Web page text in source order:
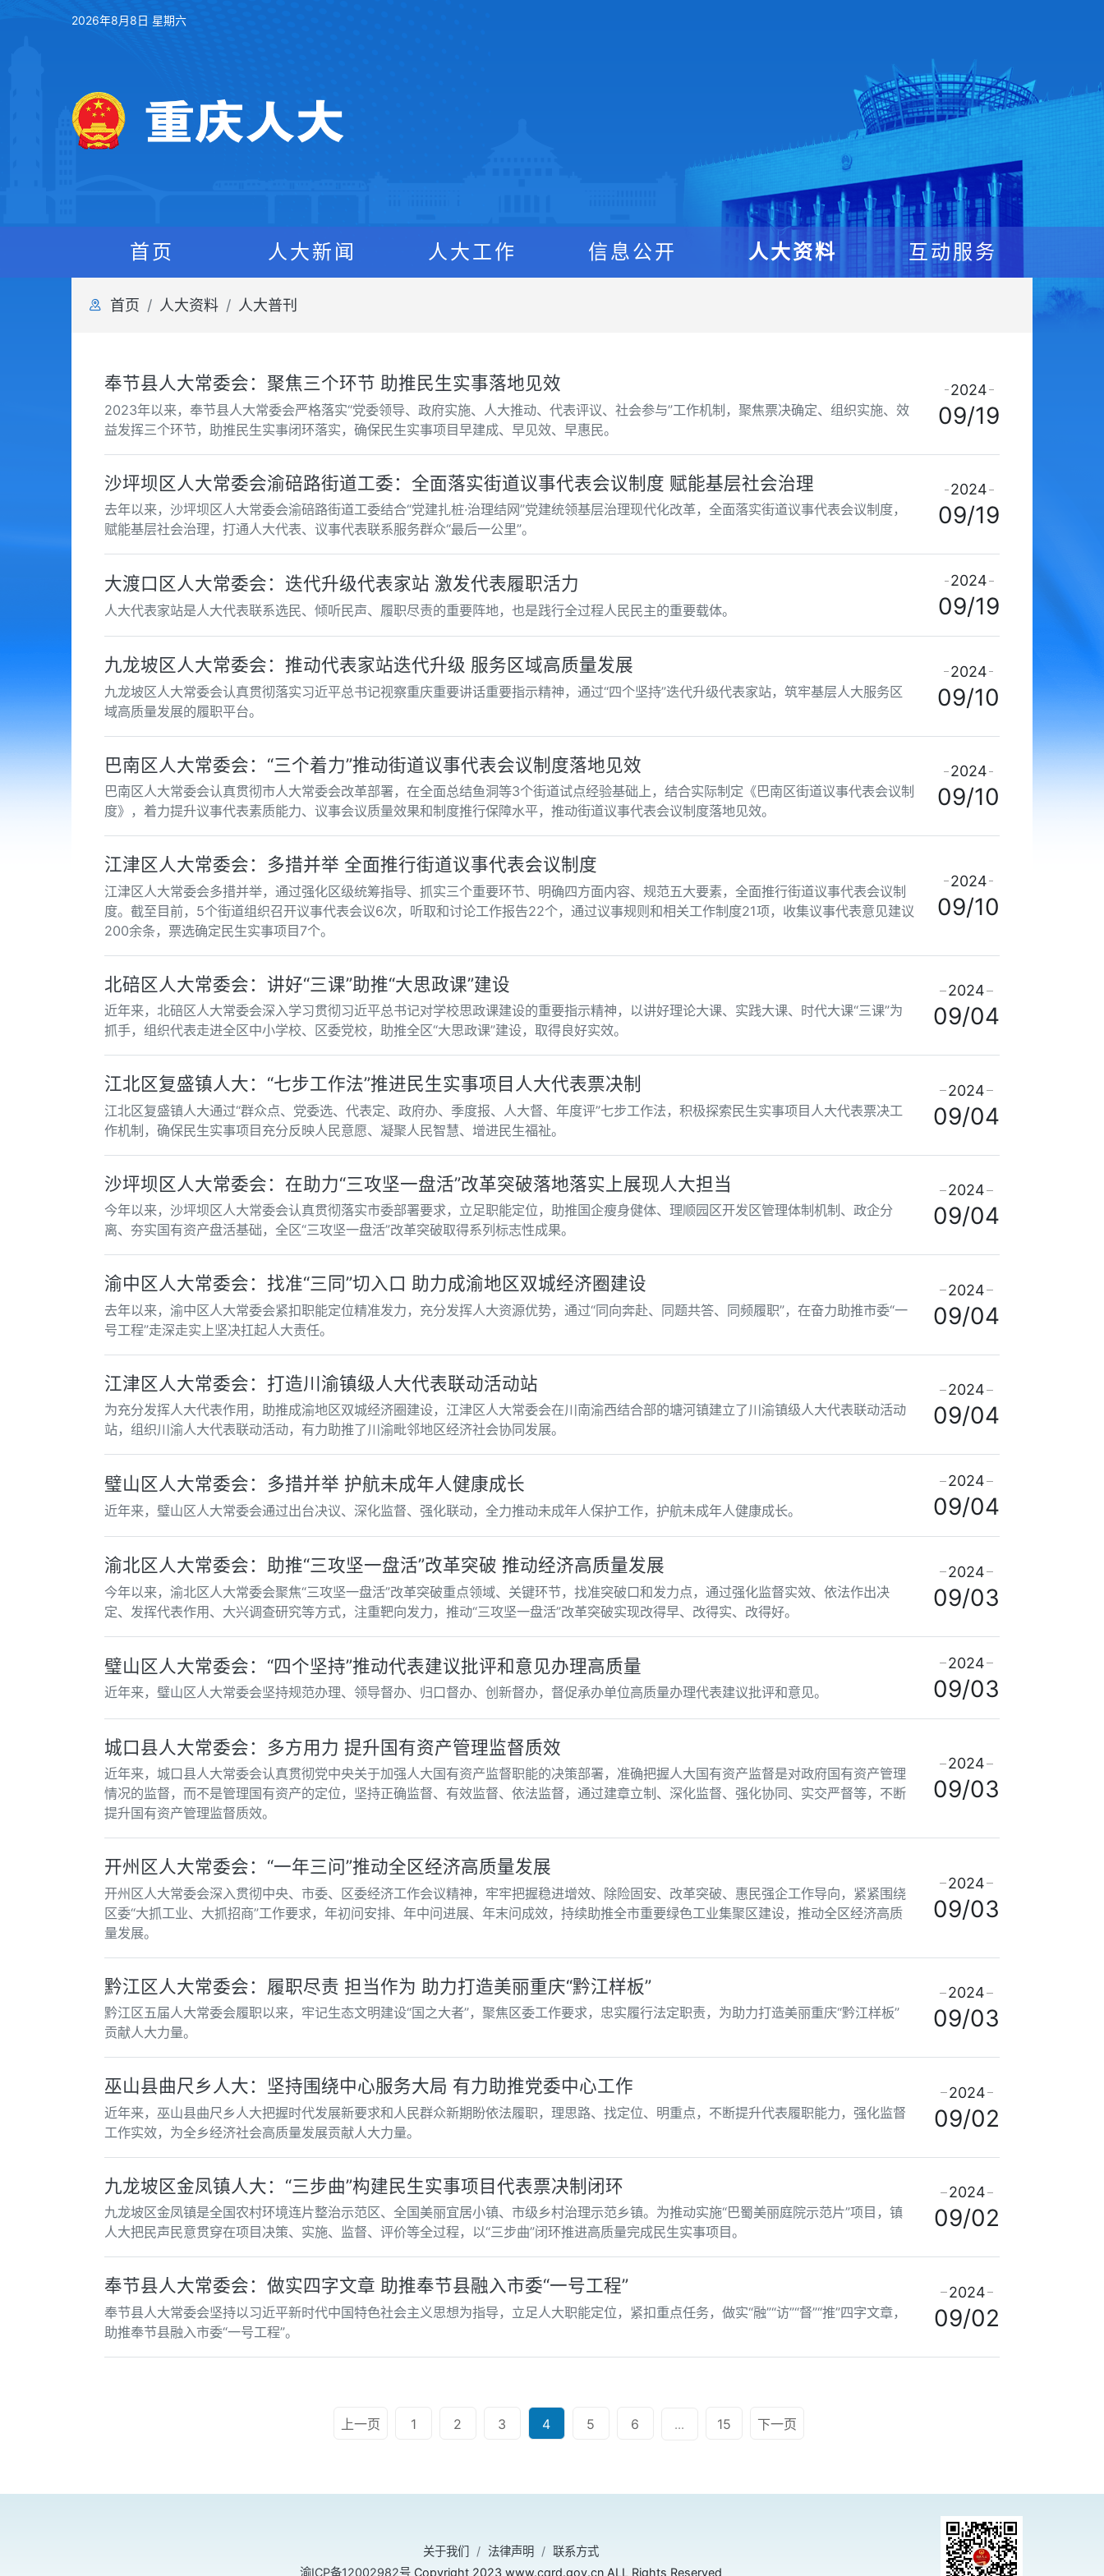
2026年8月8日 星期六
首页 人大新闻 人大工作 信息公开 人大资料 互动服务
首页 人大资料 人大普刊
奉节县人大常委会：聚焦三个环节 助推民生实事落地见效
2023年以来，奉节县人大常委会严格落实“党委领导、政府实施、人大推动、代表评议、社会参与”工作机制，聚焦票决确定、组织实施、效
益发挥三个环节，助推民生实事闭环落实，确保民生实事项目早建成、早见效、早惠民。
2024
09/19
沙坪坝区人大常委会渝碚路街道工委：全面落实街道议事代表会议制度 赋能基层社会治理
去年以来，沙坪坝区人大常委会渝碚路街道工委结合“党建扎桩·治理结网”党建统领基层治理现代化改革，全面落实街道议事代表会议制度，
赋能基层社会治理，打通人大代表、议事代表联系服务群众“最后一公里”。
2024
09/19
大渡口区人大常委会：迭代升级代表家站 激发代表履职活力
人大代表家站是人大代表联系选民、倾听民声、履职尽责的重要阵地，也是践行全过程人民民主的重要载体。
2024
09/19
九龙坡区人大常委会：推动代表家站迭代升级 服务区域高质量发展
九龙坡区人大常委会认真贯彻落实习近平总书记视察重庆重要讲话重要指示精神，通过“四个坚持”迭代升级代表家站，筑牢基层人大服务区
域高质量发展的履职平台。
2024
09/10
巴南区人大常委会：“三个着力”推动街道议事代表会议制度落地见效
巴南区人大常委会认真贯彻市人大常委会改革部署，在全面总结鱼洞等3个街道试点经验基础上，结合实际制定《巴南区街道议事代表会议制
度》，着力提升议事代表素质能力、议事会议质量效果和制度推行保障水平，推动街道议事代表会议制度落地见效。
2024
09/10
江津区人大常委会：多措并举 全面推行街道议事代表会议制度
江津区人大常委会多措并举，通过强化区级统筹指导、抓实三个重要环节、明确四方面内容、规范五大要素，全面推行街道议事代表会议制
度。截至目前，5个街道组织召开议事代表会议6次，听取和讨论工作报告22个，通过议事规则和相关工作制度21项，收集议事代表意见建议
200余条，票选确定民生实事项目7个。
2024
09/10
北碚区人大常委会：讲好“三课”助推“大思政课”建设
近年来，北碚区人大常委会深入学习贯彻习近平总书记对学校思政课建设的重要指示精神，以讲好理论大课、实践大课、时代大课“三课”为
抓手，组织代表走进全区中小学校、区委党校，助推全区“大思政课”建设，取得良好实效。
2024
09/04
江北区复盛镇人大：“七步工作法”推进民生实事项目人大代表票决制
江北区复盛镇人大通过“群众点、党委选、代表定、政府办、季度报、人大督、年度评”七步工作法，积极探索民生实事项目人大代表票决工
作机制，确保民生实事项目充分反映人民意愿、凝聚人民智慧、增进民生福祉。
2024
09/04
沙坪坝区人大常委会：在助力“三攻坚一盘活”改革突破落地落实上展现人大担当
今年以来，沙坪坝区人大常委会认真贯彻落实市委部署要求，立足职能定位，助推国企瘦身健体、理顺园区开发区管理体制机制、政企分
离、夯实国有资产盘活基础，全区“三攻坚一盘活”改革突破取得系列标志性成果。
2024
09/04
渝中区人大常委会：找准“三同”切入口 助力成渝地区双城经济圈建设
去年以来，渝中区人大常委会紧扣职能定位精准发力，充分发挥人大资源优势，通过“同向奔赴、同题共答、同频履职”，在奋力助推市委“一
号工程”走深走实上坚决扛起人大责任。
2024
09/04
江津区人大常委会：打造川渝镇级人大代表联动活动站
为充分发挥人大代表作用，助推成渝地区双城经济圈建设，江津区人大常委会在川南渝西结合部的塘河镇建立了川渝镇级人大代表联动活动
站，组织川渝人大代表联动活动，有力助推了川渝毗邻地区经济社会协同发展。
2024
09/04
璧山区人大常委会：多措并举 护航未成年人健康成长
近年来，璧山区人大常委会通过出台决议、深化监督、强化联动，全力推动未成年人保护工作，护航未成年人健康成长。
2024
09/04
渝北区人大常委会：助推“三攻坚一盘活”改革突破 推动经济高质量发展
今年以来，渝北区人大常委会聚焦“三攻坚一盘活”改革突破重点领域、关键环节，找准突破口和发力点，通过强化监督实效、依法作出决
定、发挥代表作用、大兴调查研究等方式，注重靶向发力，推动“三攻坚一盘活”改革突破实现改得早、改得实、改得好。
2024
09/03
璧山区人大常委会：“四个坚持”推动代表建议批评和意见办理高质量
近年来，璧山区人大常委会坚持规范办理、领导督办、归口督办、创新督办，督促承办单位高质量办理代表建议批评和意见。
2024
09/03
城口县人大常委会：多方用力 提升国有资产管理监督质效
近年来，城口县人大常委会认真贯彻党中央关于加强人大国有资产监督职能的决策部署，准确把握人大国有资产监督是对政府国有资产管理
情况的监督，而不是管理国有资产的定位，坚持正确监督、有效监督、依法监督，通过建章立制、深化监督、强化协同、实交严督等，不断
提升国有资产管理监督质效。
2024
09/03
开州区人大常委会：“一年三问”推动全区经济高质量发展
开州区人大常委会深入贯彻中央、市委、区委经济工作会议精神，牢牢把握稳进增效、除险固安、改革突破、惠民强企工作导向，紧紧围绕
区委“大抓工业、大抓招商”工作要求，年初问安排、年中问进展、年末问成效，持续助推全市重要绿色工业集聚区建设，推动全区经济高质
量发展。
2024
09/03
黔江区人大常委会：履职尽责 担当作为 助力打造美丽重庆“黔江样板”
黔江区五届人大常委会履职以来，牢记生态文明建设“国之大者”，聚焦区委工作要求，忠实履行法定职责，为助力打造美丽重庆“黔江样板”
贡献人大力量。
2024
09/03
巫山县曲尺乡人大：坚持围绕中心服务大局 有力助推党委中心工作
近年来，巫山县曲尺乡人大把握时代发展新要求和人民群众新期盼依法履职，理思路、找定位、明重点，不断提升代表履职能力，强化监督
工作实效，为全乡经济社会高质量发展贡献人大力量。
2024
09/02
九龙坡区金凤镇人大：“三步曲”构建民生实事项目代表票决制闭环
九龙坡区金凤镇是全国农村环境连片整治示范区、全国美丽宜居小镇、市级乡村治理示范乡镇。为推动实施“巴蜀美丽庭院示范片”项目，镇
人大把民声民意贯穿在项目决策、实施、监督、评价等全过程，以“三步曲”闭环推进高质量完成民生实事项目。
2024
09/02
奉节县人大常委会：做实四字文章 助推奉节县融入市委“一号工程”
奉节县人大常委会坚持以习近平新时代中国特色社会主义思想为指导，立足人大职能定位，紧扣重点任务，做实“融”“访”“督”“推”四字文章，
助推奉节县融入市委“一号工程”。
2024
09/02
上一页 1 2 3 4 5 6 ... 15 下一页
关于我们 法律声明
联系方式
渝ICP备12002982号 Copyright 2023 www.cqrd.gov.cn ALL Rights Reserved